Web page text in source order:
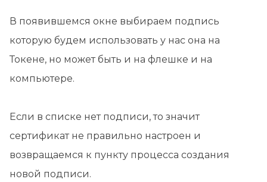
В появившемся окне выбираем подпись
которую будем использовать у нас она на
Токене, но может быть и на флешке и на
компьютере.
Если в списке нет подписи, то значит
сертификат не правильно настроен и
возвращаемся к пункту процесса создания
новой подписи.